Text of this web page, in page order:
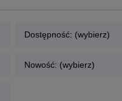
Dostępność: (wybierz)
Nowość: (wybierz)